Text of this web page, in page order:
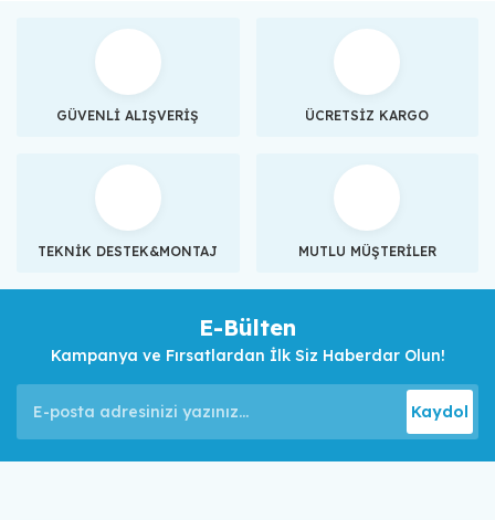
GÜVENLİ ALIŞVERİŞ ÜCRETSİZ KARGO
TEKNİK DESTEK&MONTAJ MUTLU MÜŞTERİLER
E-Bülten
Kampanya ve Fırsatlardan İlk Siz Haberdar Olun!
Kaydol